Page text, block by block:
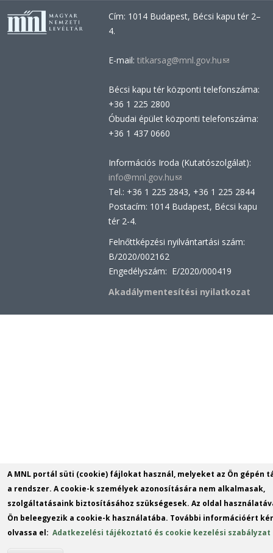
Cím: 1014 Budapest, Bécsi kapu tér 2–
4.
E-mail: titkarsag@mnl.gov.hu(link
e-
Bécsi kapu tér központi telefonszáma:
+36 1 225 2800
Óbudai épület központi telefonszáma:
+36 1 437 0660
Információs Iroda (Kutatószolgálat):
info@mnl.gov.hu(link
sends
e-
Tel.: +36 1 225 2843, +36 1 225 2844
Postacím: 1014 Budapest, Bécsi kapu
tér 2-4.
Felnőttképzési nyilvántartási szám:
B/2020/002162
Engedélyszám: E/2020/000419
Akadálymentesítési nyilatkozat
A MNL portál süti (cookie) fájlokat használ, melyeket az Ön gépén
a rendszer. A cookie-k személyek azonosítására nem alkalmasak,
szolgáltatásaink biztosításához szükségesek. Az oldal
Ön beleegyezik a cookie-k használatába. További információért
olvassa el:Adatkezelési tájékoztató és cookie kezelési szabályzat